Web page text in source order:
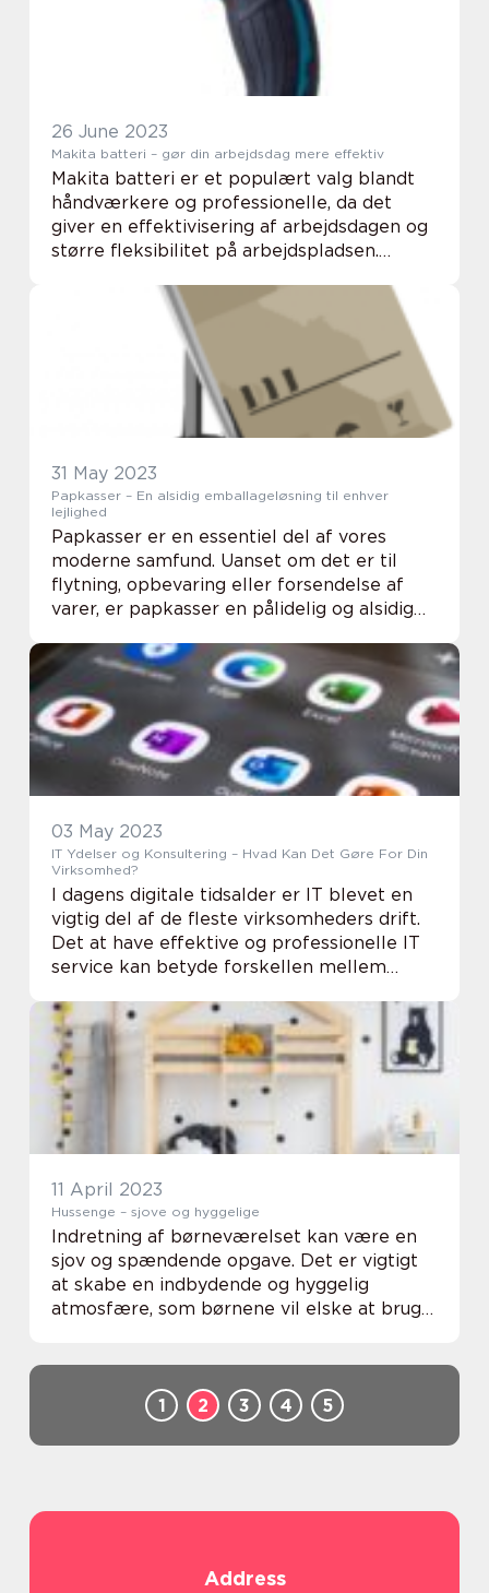
26 June 2023
Makita batteri – gør din arbejdsdag mere effektiv
Makita batteri er et populært valg blandt
håndværkere og professionelle, da det
giver en effektivisering af arbejdsdagen og
større fleksibilitet på arbejdspladsen.
31 May 2023
Papkasser – En alsidig emballageløsning til enhver
lejlighed
Papkasser er en essentiel del af vores
moderne samfund. Uanset om det er til
flytning, opbevaring eller forsendelse af
varer, er papkasser en pålidelig og alsidig
et bredt udvalg af papkasse...
03 May 2023
IT Ydelser og Konsultering – Hvad Kan Det Gøre For Din
Virksomhed?
I dagens digitale tidsalder er IT blevet en
vigtig del af de fleste virksomheders drift.
Det at have effektive og professionelle IT
service kan betyde forskellen mellem
Derfor er det afgørende at v&aeli...
11 April 2023
Hussenge – sjove og hyggelige
Indretning af børneværelset kan være en
sjov og spændende opgave. Det er vigtigt
at skabe en indbydende og hyggelig
atmosfære, som børnene vil elske at bruge
1 2 3 4 5
Address